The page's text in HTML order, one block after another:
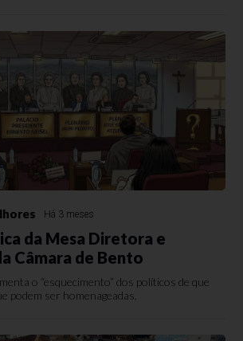
Há 3 meses
da Mesa Diretora e
Câmara de Bento
o “esquecimento” dos políticos de que
podem ser homenageadas.